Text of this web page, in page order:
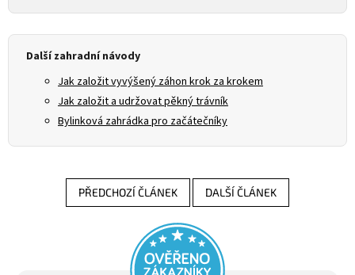
Další zahradní návody
Jak založit vyvýšený záhon krok za krokem
Jak založit a udržovat pěkný trávník
Bylinková zahrádka pro začátečníky
PŘEDCHOZÍ ČLÁNEK DALŠÍ ČLÁNEK